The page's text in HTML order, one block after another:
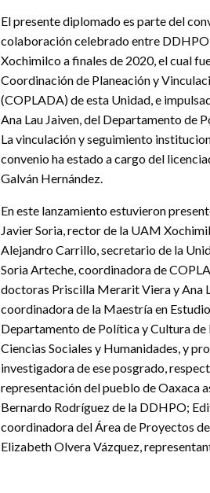
El presente diplomado es parte del
colaboración celebrado entre
Xochimilco a finales de 2020, el cual
Coordinación de Planeación y
(COPLADA) de esta Unidad, e
Ana Lau Jaiven, del Departamento de
La vinculación y seguimiento
convenio ha estado a cargo del
Galván Hernández.
En este lanzamiento estuvieron
Javier Soria, rector de la UAM
Alejandro Carrillo, secretario de la
Soria Arteche, coordinadora de
doctoras Priscilla Merarit Viera y Ana
coordinadora de la Maestría en
Departamento de Política y Cultura de
Ciencias Sociales y Humanidades, y
investigadora de ese posgrado,
representación del pueblo de Oaxaca
Bernardo Rodríguez de la DDHPO;
coordinadora del Área de Proyectos
Elizabeth Olvera Vázquez,